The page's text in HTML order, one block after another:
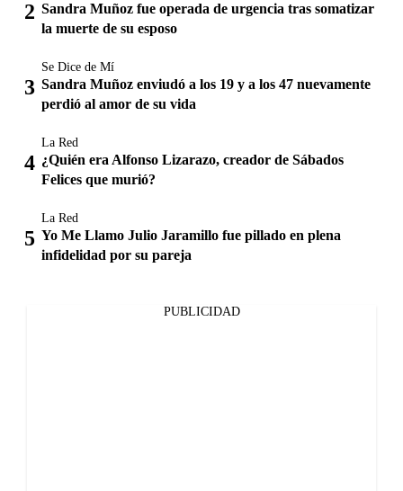
Sandra Muñoz fue operada de urgencia tras somatizar
la muerte de su esposo
Se Dice de Mí
Sandra Muñoz enviudó a los 19 y a los 47 nuevamente
perdió al amor de su vida
La Red
¿Quién era Alfonso Lizarazo, creador de Sábados
Felices que murió?
La Red
Yo Me Llamo Julio Jaramillo fue pillado en plena
infidelidad por su pareja
PUBLICIDAD